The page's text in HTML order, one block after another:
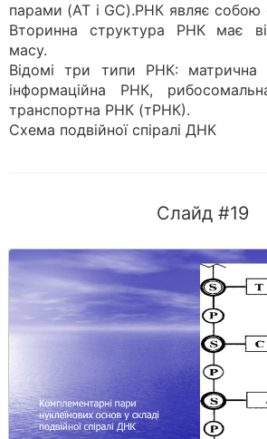
парами (AT і GC).РНК являє собою
Вторинна структура РНК має
масу.
Відомі три типи РНК:
інформаційна РНК,
транспортна РНК (тРНК).
Схема подвійної спіралі ДНК
Слайд #19